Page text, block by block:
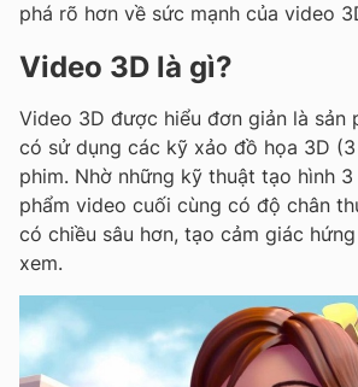
phá rõ hơn về sức mạnh của video
Video 3D là gì?
Video 3D được hiểu đơn giản là sản
có sử dụng các kỹ xảo đồ họa 3D
phim. Nhờ những kỹ thuật tạo hình 3
phẩm video cuối cùng có độ chân
có chiều sâu hơn, tạo cảm giác
xem.